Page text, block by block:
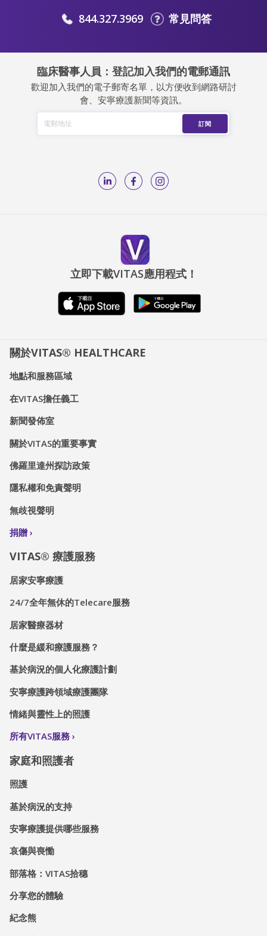
844.327.3969 常見問答
臨床醫事人員：登記加入我們的電郵通訊
歡迎加入我們的電子郵寄名單，以方便收到網路研討
會、安寧療護新聞等資訊。
立即下載VITAS應用程式！
關於VITAS® HEALTHCARE
地點和服務區域
在VITAS擔任義工
新聞發佈室
關於VITAS的重要事實
佛羅里達州探訪政策
隱私權和免責聲明
無歧視聲明
捐贈
VITAS® 療護服務
居家安寧療護
24/7全年無休的Telecare服務
居家醫療器材
什麼是緩和療護服務？
基於病況的個人化療護計劃
安寧療護跨領域療護團隊
情緒與靈性上的照護
所有VITAS服務
家庭和照護者
照護
基於病況的支持
安寧療護提供哪些服務
哀傷與喪慟
部落格：VITAS拾穗
分享您的體驗
紀念熊